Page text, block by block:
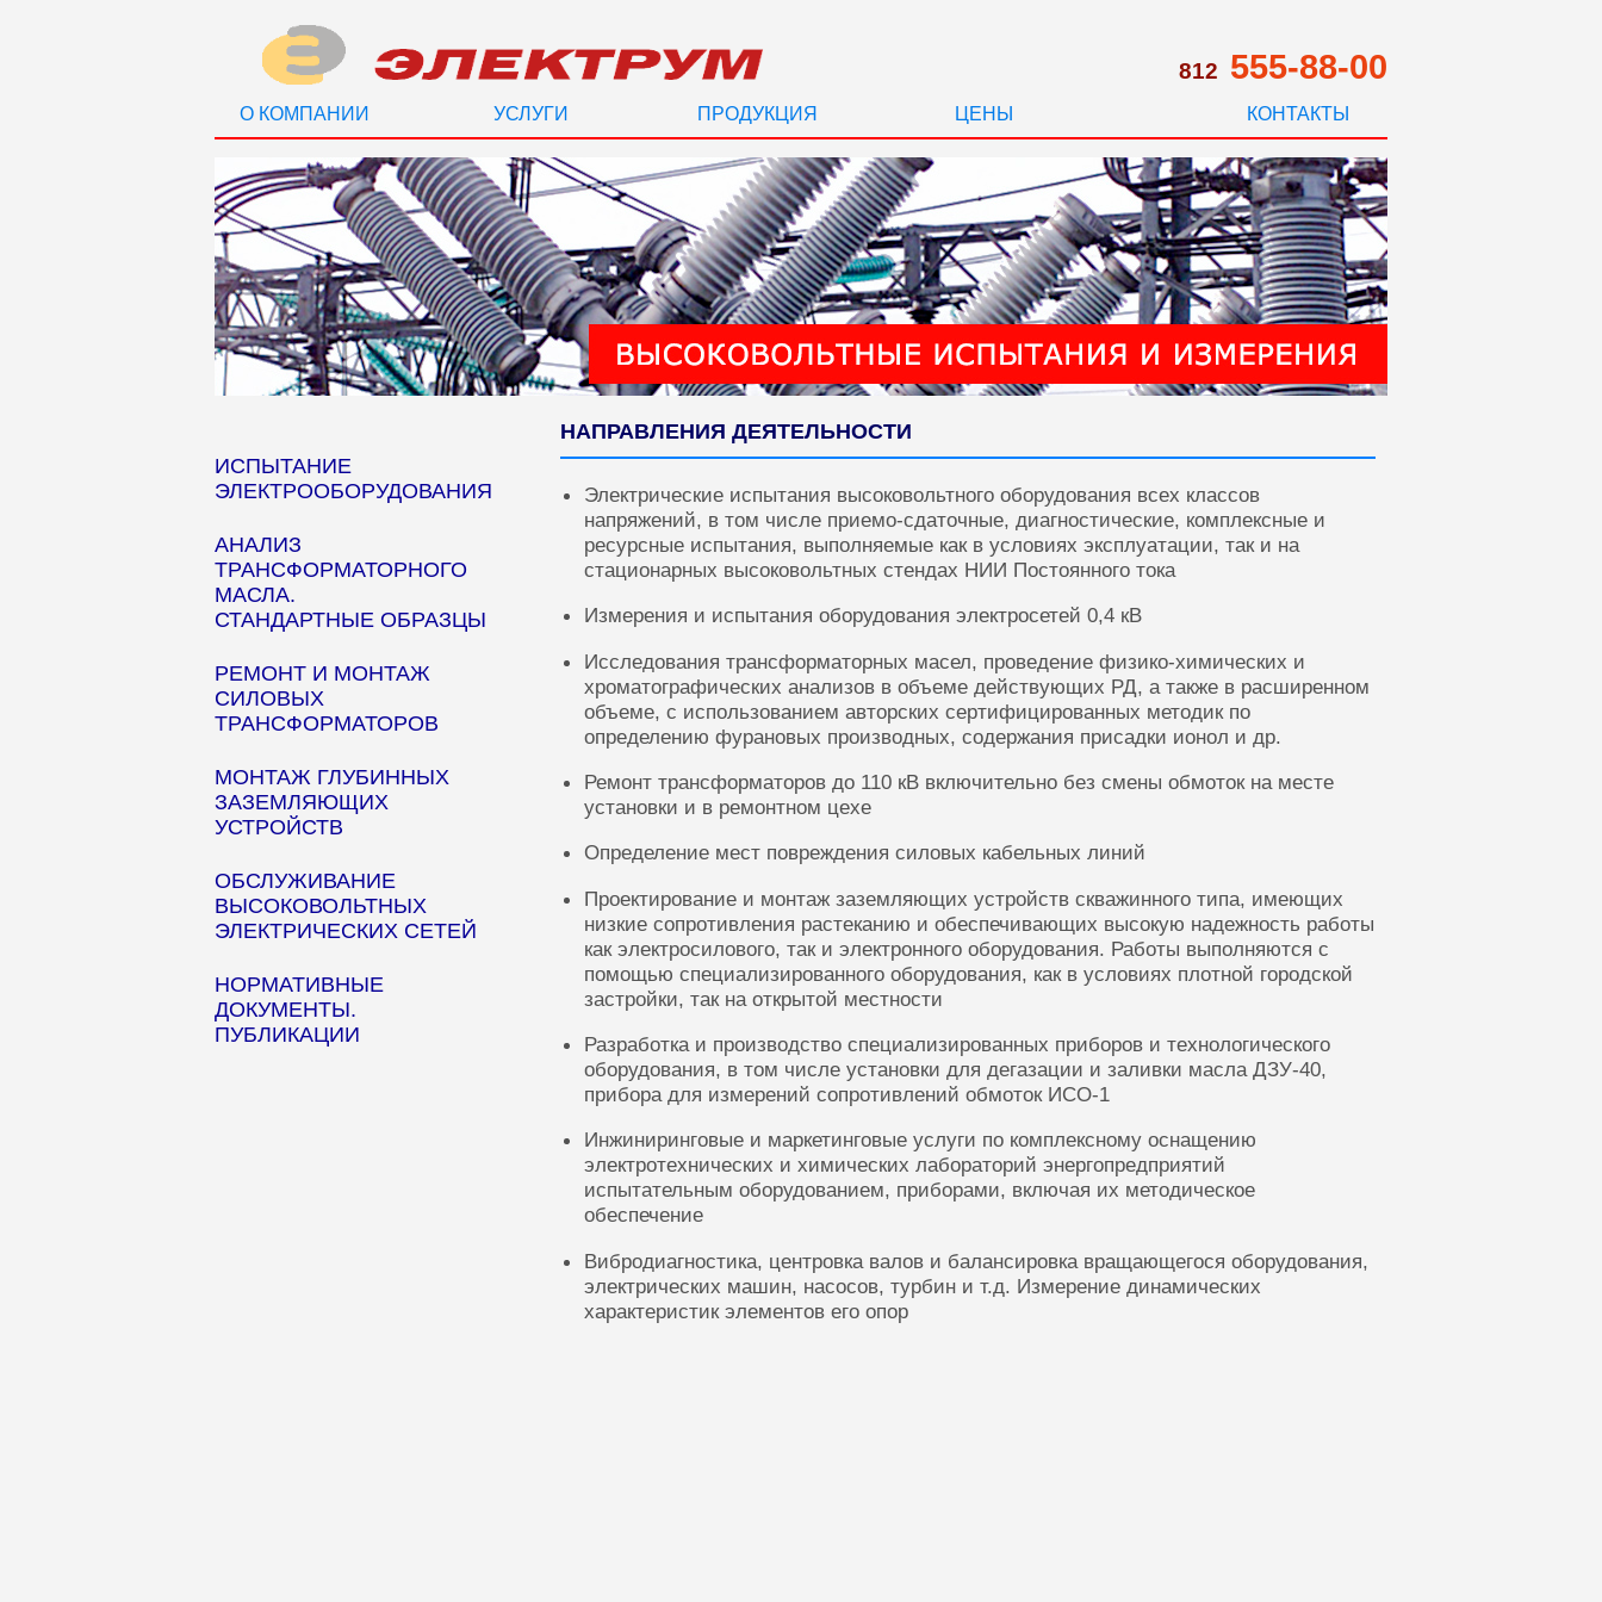
812 555-88-00
О КОМПАНИИ УСЛУГИ ПРОДУКЦИЯ ЦЕНЫ КОНТАКТЫ
ИСПЫТАНИЕ
ЭЛЕКТРООБОРУДОВАНИЯ
АНАЛИЗ
ТРАНСФОРМАТОРНОГО
МАСЛА.
СТАНДАРТНЫЕ ОБРАЗЦЫ
РЕМОНТ И МОНТАЖ
СИЛОВЫХ
ТРАНСФОРМАТОРОВ
МОНТАЖ ГЛУБИННЫХ
ЗАЗЕМЛЯЮЩИХ
УСТРОЙСТВ
ОБСЛУЖИВАНИЕ
ВЫСОКОВОЛЬТНЫХ
ЭЛЕКТРИЧЕСКИХ СЕТЕЙ
НОРМАТИВНЫЕ
ДОКУМЕНТЫ.
ПУБЛИКАЦИИ
НАПРАВЛЕНИЯ ДЕЯТЕЛЬНОСТИ
Электрические испытания высоковольтного оборудования всех классов
напряжений, в том числе приемо-сдаточные, диагностические, комплексные и
ресурсные испытания, выполняемые как в условиях эксплуатации, так и на
стационарных высоковольтных стендах НИИ Постоянного тока
Измерения и испытания оборудования электросетей 0,4 кВ
Исследования трансформаторных масел, проведение физико-химических и
хроматографических анализов в объеме действующих РД, а также в расширенном
объеме, с использованием авторских сертифицированных методик по
определению фурановых производных, содержания присадки ионол и др.
Ремонт трансформаторов до 110 кВ включительно без смены обмоток на месте
установки и в ремонтном цехе
Определение мест повреждения силовых кабельных линий
Проектирование и монтаж заземляющих устройств скважинного типа, имеющих
низкие сопротивления растеканию и обеспечивающих высокую надежность работы
как электросилового, так и электронного оборудования. Работы выполняются с
помощью специализированного оборудования, как в условиях плотной городской
застройки, так на открытой местности
Разработка и производство специализированных приборов и технологического
оборудования, в том числе установки для дегазации и заливки масла ДЗУ-40,
прибора для измерений сопротивлений обмоток ИСО-1
Инжиниринговые и маркетинговые услуги по комплексному оснащению
электротехнических и химических лабораторий энергопредприятий
испытательным оборудованием, приборами, включая их методическое
обеспечение
Вибродиагностика, центровка валов и балансировка вращающегося оборудования,
электрических машин, насосов, турбин и т.д. Измерение динамических
характеристик элементов его опор